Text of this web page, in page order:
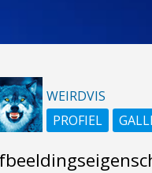
WEIRDVIS
PROFIEL